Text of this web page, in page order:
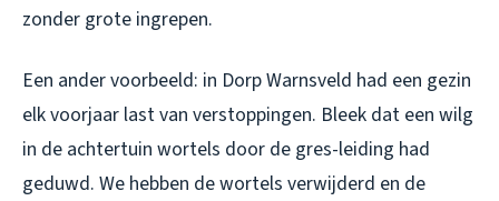
zonder grote ingrepen.
Een ander voorbeeld: in Dorp Warnsveld had een gezin
elk voorjaar last van verstoppingen. Bleek dat een wilg
in de achtertuin wortels door de gres-leiding had
geduwd. We hebben de wortels verwijderd en de